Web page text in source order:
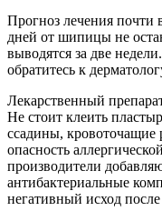
Прогноз лечения почти
дней от шипицы не
выводятся за две
обратитесь к
Лекарственный
Не стоит клеить
ссадины, кровоточащие
опасность
производители
антибактериальные
негативный исход